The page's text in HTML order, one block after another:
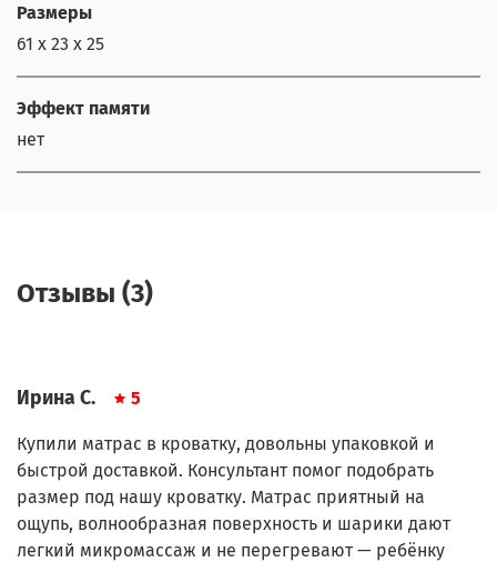
Размеры
61 х 23 х 25
Эффект памяти
нет
Отзывы (3)
Ирина С. 5
Купили матрас в кроватку, довольны упаковкой и
быстрой доставкой. Консультант помог подобрать
размер под нашу кроватку. Матрас приятный на
ощупь, волнообразная поверхность и шарики дают
легкий микромассаж и не перегревают — ребёнку